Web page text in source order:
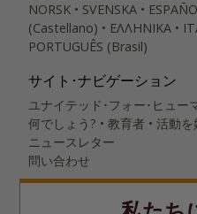
NORSK
SVENSKA
(Castellano)
ΕΛΛΗΝΙΚA
PORTUGUÊS (Brasil)‎
サイト･ナビゲーション
ユナイテッド･フォー･ヒュー
何でしょう?
教育者 活動を
ニュースレター
問い合わせ